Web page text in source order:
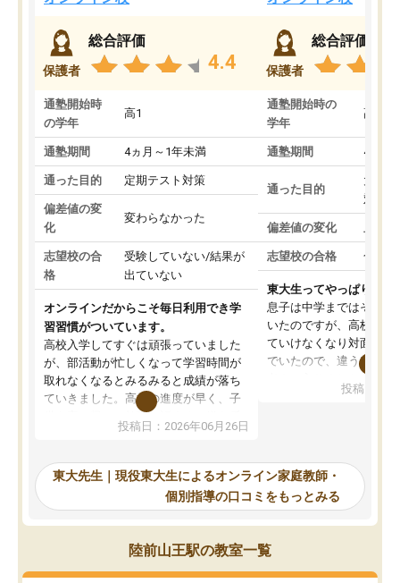
保護者
総合評価
4.4
通塾開始時
の学年
高1
通塾期間 4ヵ月～1年未満
通った目的 定期テスト対策
偏差値の変
化
変わらなかった
志望校の合
格
受験していない/結果が
出ていない
オンラインだからこそ毎日利用でき学
習習慣がついています。
高校入学してすぐは頑張っていました
が、部活動が忙しくなって学習時間が
取れなくなるとみるみると成績が落ち
ていきました。高校の進度が早く、子
供も家に帰って勉強の話すると嫌な反
応を示します。東大先生にお願いして
れるので、親としても安心です。毎日
使える自習室とかもあり、わからない
ところがあれば先生が回答してくれる
のも重宝しています。
投稿日：2026年06月26日
保護者
総合評価
通塾開始時の
学年
高3
通塾期間 4ヵ月
通った目的
大学
対策
偏差値の変化 上が
志望校の合格 合格
東大生ってやっぱりすご
息子は中学まではそこそ
いたのですが、高校に入
ていけなくなり対面の塾
でいたので、違うアプロ
で、当初は模試でD判定
自習室が毎日使えていつ
るのが心強かったよう
謝です。
投稿日：
東大先生｜現役東大生によるオンライン家庭教師・
個別指導の口コミをもっとみる
陸前山王駅の教室一覧